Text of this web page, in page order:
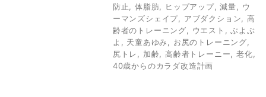
防止
体脂肪 ヒップアップ,減量
ウ
ーマンズシェイプ
アブダクション
高
齢者のトレーニング
ウエスト ,ぶよぶ
よ
天童あゆみ お尻のトレーニング
尻トレ
加齢 高齢者トレーニー 老化
40歳からのカラダ改造計画